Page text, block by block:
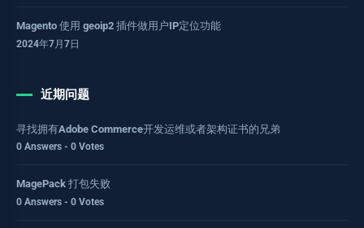
Magento 使用 geoip2 插件做用户IP定位功能
2024年7月7日
近期问题
寻找拥有Adobe Commerce开发运维或者架构证书的兄弟
0 Answers - 0 Votes
MagePack 打包失败
0 Answers - 0 Votes